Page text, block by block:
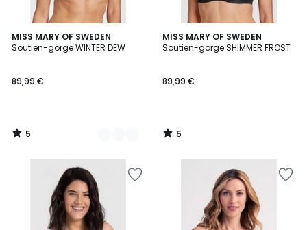
MISS MARY OF SWEDEN
Soutien-gorge WINTER DEW
89,99 €
5
/
2
Couleurs
5
/
MISS MARY OF SWEDEN
Soutien-gorge SHIMMER FROST
89,99 €
5
/
5
/